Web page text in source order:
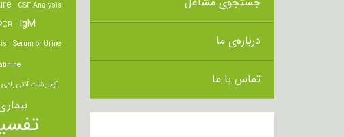
درباره‌ی ما
تماس با ما
CSF Analysis
IgM
Serum or Urine
آزمایشات آنتی